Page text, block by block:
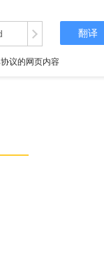
翻译
议的网页内容